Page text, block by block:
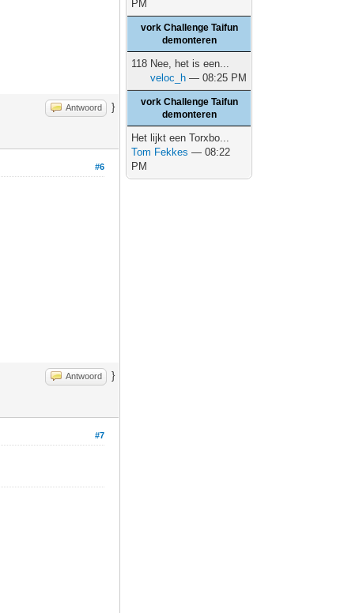
Antwoord }
#6
Antwoord }
#7
PM
vork Challenge Taifun
demonteren
118 Nee, het is een...
veloc_h — 08:25 PM
vork Challenge Taifun
demonteren
Het lijkt een Torxbo...
Tom Fekkes — 08:22
PM